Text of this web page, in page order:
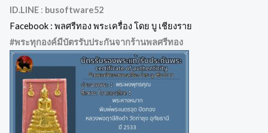
ID.LINE : busoftware52
Facebook : พลศรีทอง พระเครื่อง โดย บู เชียงราย
#พระทุกองค์มีบัตรรับประกันจากร้านพลศรีทอง